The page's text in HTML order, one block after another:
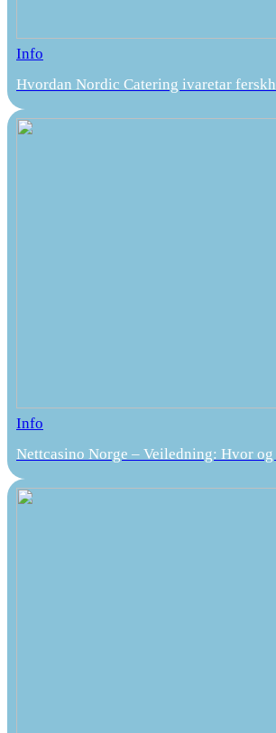
Info
Hvordan Nordic Catering ivaretar
Info
Nettcasino Norge – Veiledning: Hvor